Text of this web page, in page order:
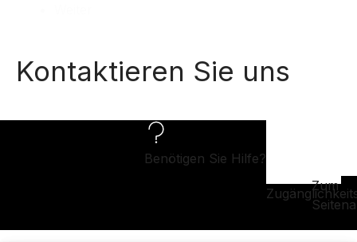
Kontaktieren Sie uns
Benötigen Sie Hilfe?
Zum